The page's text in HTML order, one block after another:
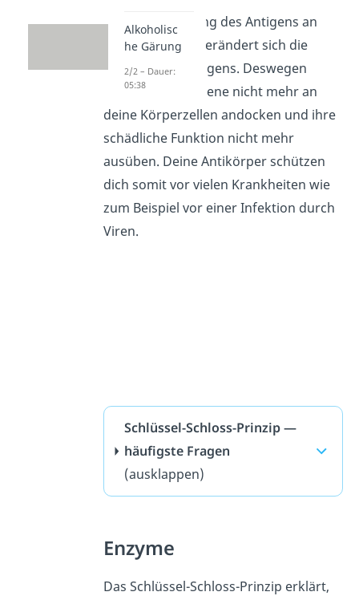
Durch die Bindung des Antigens an
den Antikörper verändert sich die
Struktur des Antigens. Deswegen
können die Antigene nicht mehr an
deine Körperzellen andocken und ihre
schädliche Funktion nicht mehr
ausüben. Deine Antikörper schützen
dich somit vor vielen Krankheiten wie
zum Beispiel vor einer Infektion durch
Viren.
Schlüssel-Schloss-Prinzip —
häufigste Fragen
(ausklappen)
Enzyme
Das Schlüssel-Schloss-Prinzip erklärt,
Alkoholisc
he Gärung
2/2 – Dauer:
05:38